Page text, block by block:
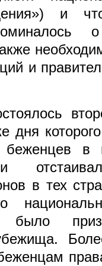
и
о
и
дня
в
в тех
было